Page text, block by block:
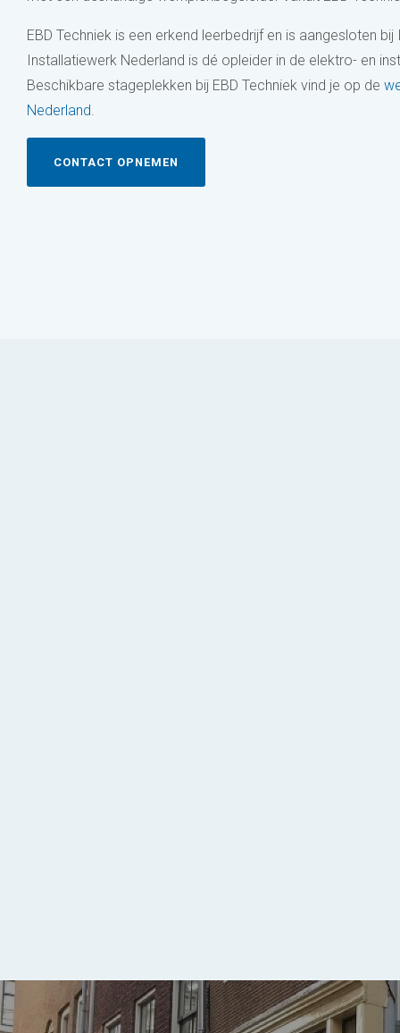
EBD Techniek is een erkend leerbedrijf en is aangesloten
Installatiewerk Nederland is dé opleider in de elektro- en
Beschikbare stageplekken bij EBD Techniek vind je op de
Nederland.
CONTACT OPNEMEN